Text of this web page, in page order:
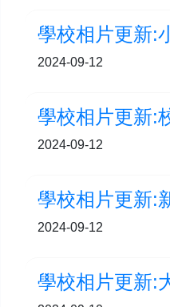
2024-09-12
2024-09-12
學校相片更新:
2024-09-12